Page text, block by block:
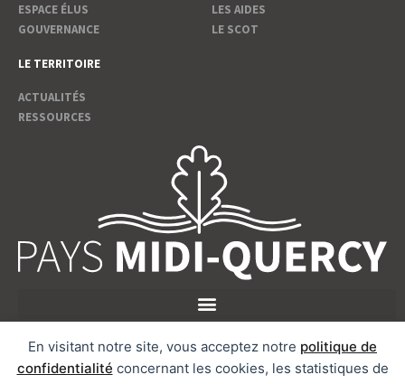
En visitant notre site, vous acceptez notre politique de
confidentialité concernant les cookies, les statistiques de
ESPACE ÉLUS
GOUVERNANCE
LES AIDES
LE SCOT
LE TERRITOIRE
ACTUALITÉS
RESSOURCES
Suivez nous